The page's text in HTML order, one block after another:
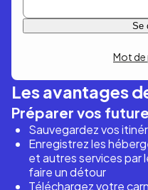
Mot de
Les avantages
Préparer vos
Sauvegardez vos
Enregistrez les
et autres services par
faire un détour
Téléchargez votre